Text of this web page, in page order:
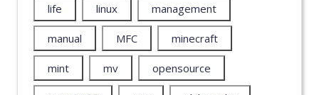
life linux management
manual MFC minecraft
mint mv opensource